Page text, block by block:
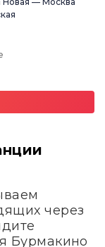
через
Бурмакино